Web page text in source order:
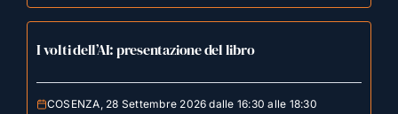
I volti dell’AI: presentazione del libro
COSENZA, 28 Settembre 2026 dalle 16:30 alle 18:30